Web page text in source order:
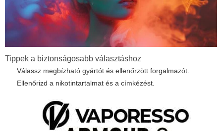
Tippek a biztonságosabb választáshoz
Válassz megbízható gyártót és ellenőrzött forgalmazót.
Ellenőrizd a nikotintartalmat és a címkézést.